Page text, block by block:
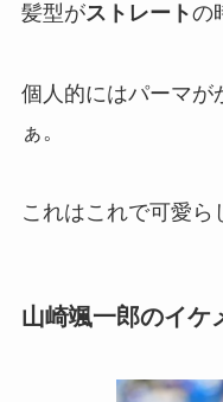
髪型がストレートの
個人的にはパーマが
ぁ。
これはこれで可愛ら
山崎颯一郎のイケ